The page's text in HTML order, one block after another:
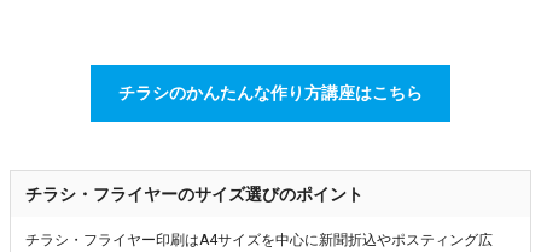
チラシのかんたんな作り方講座はこちら
チラシ・フライヤーのサイズ選びのポイント
チラシ・フライヤー印刷はA4サイズを中心に新聞折込やポスティング広